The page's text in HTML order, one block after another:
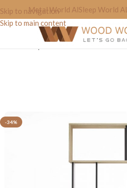
Skip to navigation
Skip to main content
Metal World AlSleep World AL
-34%